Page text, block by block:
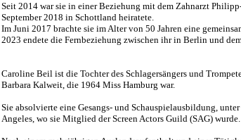
Seit 2014 war sie in einer Beziehung mit dem Zahnarzt
September 2018 in Schottland heiratete.
Im Juni 2017 brachte sie im Alter von 50 Jahren eine
2023 endete die Fernbeziehung zwischen ihr in Berlin und
Caroline Beil ist die Tochter des Schlagersängers und
Barbara Kalweit, die 1964 Miss Hamburg war.
Sie absolvierte eine Gesangs- und Schauspielausbildung,
Angeles, wo sie Mitglied der Screen Actors Guild (SAG) wurde.